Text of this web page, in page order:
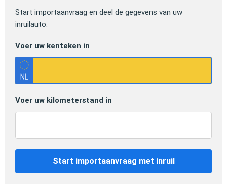
Start importaanvraag en deel de gegevens van uw
inruilauto.
Voer uw kenteken in
Voer uw kilometerstand in
Start importaanvraag met inruil